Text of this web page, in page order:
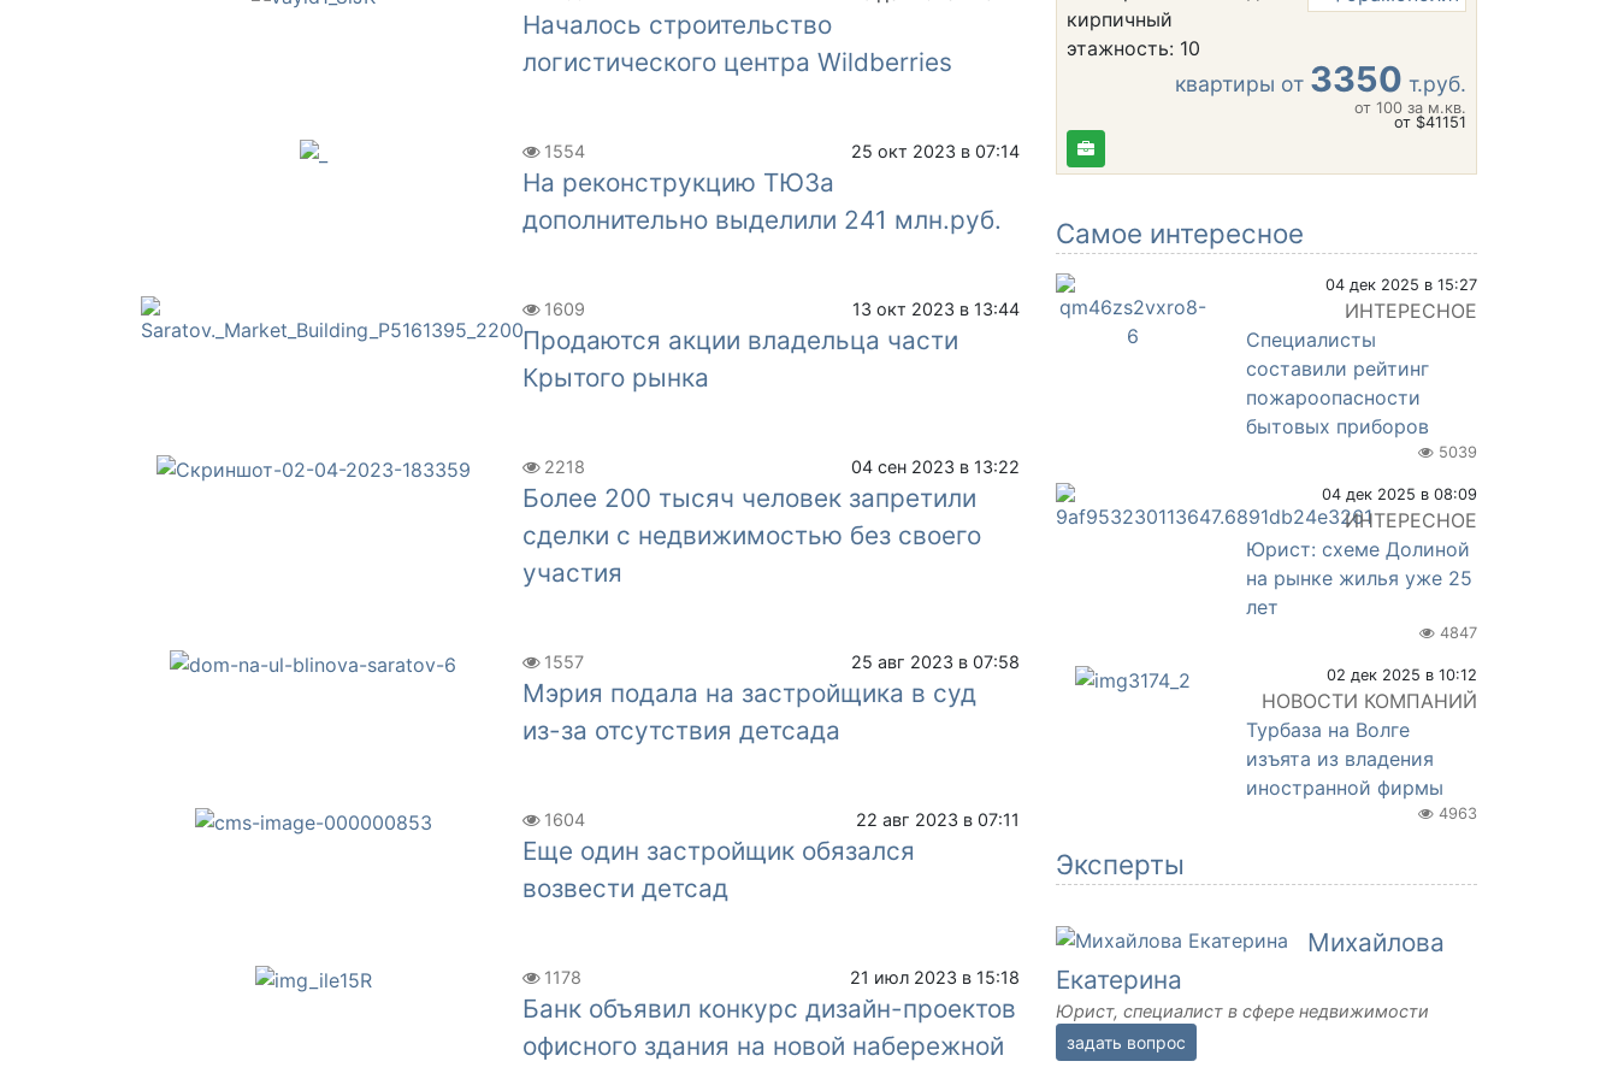
Началось строительство
логистического центра Wildberries
25 окт 2023 в 07:14
1554
На реконструкцию ТЮЗа
дополнительно выделили 241 млн.руб.
13 окт 2023 в 13:44
1609
Продаются акции владельца части
Крытого рынка
04 сен 2023 в 13:22
2218
Более 200 тысяч человек запретили
сделки с недвижимостью без своего
участия
25 авг 2023 в 07:58
1557
Мэрия подала на застройщика в суд
из-за отсутствия детсада
22 авг 2023 в 07:11
1604
Еще один застройщик обязался
возвести детсад
21 июл 2023 в 15:18
1178
Банк объявил конкурс дизайн-проектов
офисного здания на новой набережной
кирпичный
этажность: 10
квартиры от 3350 т.руб.
от 100 за м.кв.
от $41151
Самое интересное
04 дек 2025 в 15:27
ИНТЕРЕСНОЕ
Специалисты
составили рейтинг
пожароопасности
бытовых приборов
5039
04 дек 2025 в 08:09
ИНТЕРЕСНОЕ
Юрист: схеме Долиной
на рынке жилья уже 25
лет
4847
02 дек 2025 в 10:12
НОВОСТИ КОМПАНИЙ
Турбаза на Волге
изъята из владения
иностранной фирмы
4963
Эксперты
Михайлова
Екатерина
Юрист, специалист в сфере недвижимости
задать вопрос